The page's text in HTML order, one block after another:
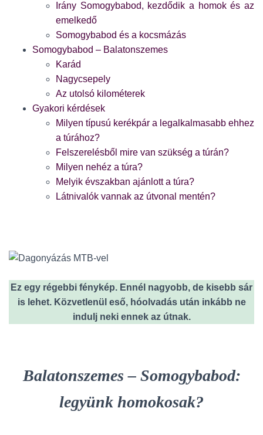
Irány Somogybabod, kezdődik a homok és az
emelkedő
Somogybabod és a kocsmázás
Somogybabod – Balatonszemes
Karád
Nagycsepely
Az utolsó kilométerek
Gyakori kérdések
Milyen típusú kerékpár a legalkalmasabb ehhez
a túrához?
Felszerelésből mire van szükség a túrán?
Milyen nehéz a túra?
Melyik évszakban ajánlott a túra?
Látnivalók vannak az útvonal mentén?
Ez egy régebbi fénykép. Ennél nagyobb, de kisebb sár
is lehet. Közvetlenül eső, hóolvadás után inkább ne
indulj neki ennek az útnak.
Balatonszemes – Somogybabod:
legyünk homokosak?